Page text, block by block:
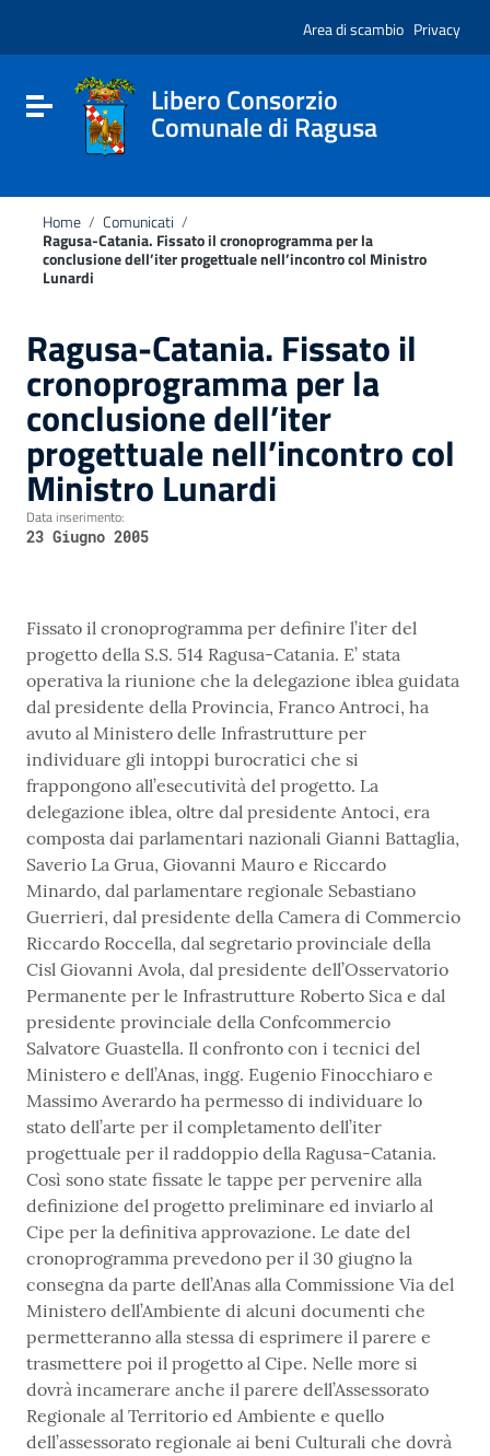
sito
include
Vai al footer
Area di scambio Privacy
Attiva / disattiva la navigazione
Libero Consorzio
Comunale di Ragusa
Home / Comunicati /
Ragusa-Catania. Fissato il cronoprogramma per la
conclusione dell’iter progettuale nell’incontro col Ministro
Lunardi
Ragusa-Catania. Fissato il
cronoprogramma per la
conclusione dell’iter
progettuale nell’incontro col
Ministro Lunardi
Data inserimento:
23 Giugno 2005
Fissato il cronoprogramma per definire l’iter del
progetto della S.S. 514 Ragusa-Catania. E’ stata
operativa la riunione che la delegazione iblea guidata
dal presidente della Provincia, Franco Antroci, ha
avuto al Ministero delle Infrastrutture per
individuare gli intoppi burocratici che si
frappongono all’esecutività del progetto. La
delegazione iblea, oltre dal presidente Antoci, era
composta dai parlamentari nazionali Gianni Battaglia,
Saverio La Grua, Giovanni Mauro e Riccardo
Minardo, dal parlamentare regionale Sebastiano
Guerrieri, dal presidente della Camera di Commercio
Riccardo Roccella, dal segretario provinciale della
Cisl Giovanni Avola, dal presidente dell’Osservatorio
Permanente per le Infrastrutture Roberto Sica e dal
presidente provinciale della Confcommercio
Salvatore Guastella. Il confronto con i tecnici del
Ministero e dell’Anas, ingg. Eugenio Finocchiaro e
Massimo Averardo ha permesso di individuare lo
stato dell’arte per il completamento dell’iter
progettuale per il raddoppio della Ragusa-Catania.
Così sono state fissate le tappe per pervenire alla
definizione del progetto preliminare ed inviarlo al
Cipe per la definitiva approvazione. Le date del
cronoprogramma prevedono per il 30 giugno la
consegna da parte dell’Anas alla Commissione Via del
Ministero dell’Ambiente di alcuni documenti che
permetteranno alla stessa di esprimere il parere e
trasmettere poi il progetto al Cipe. Nelle more si
dovrà incamerare anche il parere dell’Assessorato
Regionale al Territorio ed Ambiente e quello
dell’assessorato regionale ai beni Culturali che dovrà